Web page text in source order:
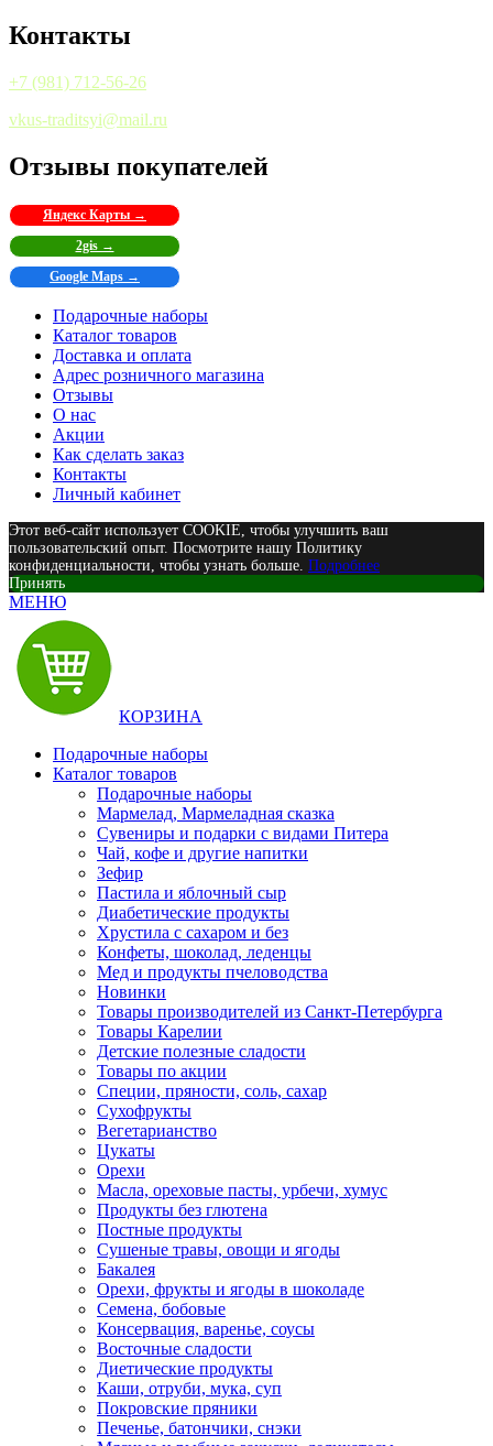
Контакты
+7 (981) 712-56-26
vkus-traditsyi@mail.ru
Отзывы покупателей
Яндекс Карты →
2gis →
Google Maps →
Подарочные наборы
Каталог товаров
Доставка и оплата
Адрес розничного магазина
Отзывы
О нас
Акции
Как сделать заказ
Контакты
Личный кабинет
Этот веб-сайт использует COOKIE, чтобы улучшить ваш
пользовательский опыт. Посмотрите нашу Политику
конфиденциальности, чтобы узнать больше. Подробнее
Принять
МЕНЮ
КОРЗИНА
Подарочные наборы
Каталог товаров
Подарочные наборы
Мармелад, Мармеладная сказка
Сувениры и подарки с видами Питера
Чай, кофе и другие напитки
Зефир
Пастила и яблочный сыр
Диабетические продукты
Хрустила с сахаром и без
Конфеты, шоколад, леденцы
Мед и продукты пчеловодства
Новинки
Товары производителей из Санкт-Петербурга
Товары Карелии
Детские полезные сладости
Товары по акции
Специи, пряности, соль, сахар
Сухофрукты
Вегетарианство
Цукаты
Орехи
Масла, ореховые пасты, урбечи, хумус
Продукты без глютена
Постные продукты
Сушеные травы, овощи и ягоды
Бакалея
Орехи, фрукты и ягоды в шоколаде
Семена, бобовые
Консервация, варенье, соусы
Восточные сладости
Диетические продукты
Каши, отруби, мука, суп
Покровские пряники
Печенье, батончики, снэки